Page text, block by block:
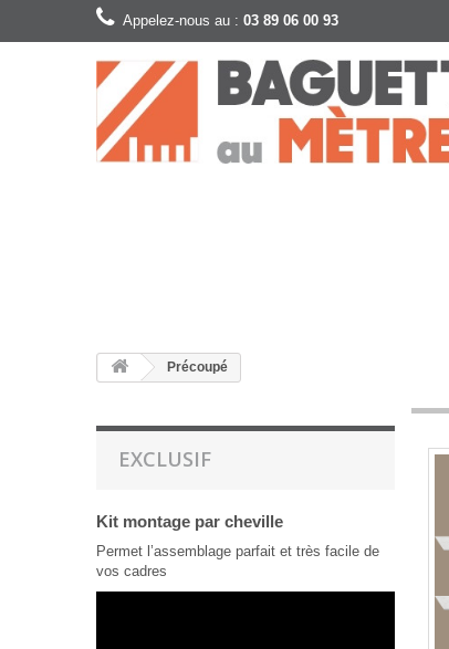
Appelez-nous au : 03 89 06 00 93
Précoupé
EXCLUSIF
Kit montage par cheville
Permet l’assemblage parfait et très facile de
vos cadres